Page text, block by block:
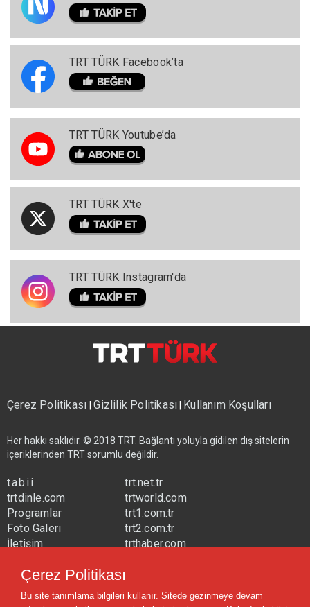
TRT TÜRK Facebook’ta
TRT TÜRK Youtube’da
TRT TÜRK X'te
TRT TÜRK Instagram'da
Çerez Politikası|Gizlilik Politikası| Kullanım Koşulları
Her hakkı saklıdır. © 2018 TRT. Bağlantı yoluyla gidilen dış sitelerin
içeriklerinden TRT sorumlu değildir.
tabii
trtdinle.com
Programlar
Foto Galeri
İletişim
trt.net.tr
trtworld.com
trt1.com.tr
trt2.com.tr
trthaber.com
trtavaz.com.tr
trtmuzik.net.tr
Çerez Politikası
Bu site tanımlama bilgileri kullanır. Sitede gezinmeye devam